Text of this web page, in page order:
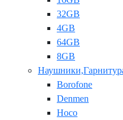
32GB
4GB
64GB
8GB
Borofone
Denmen
Hoco